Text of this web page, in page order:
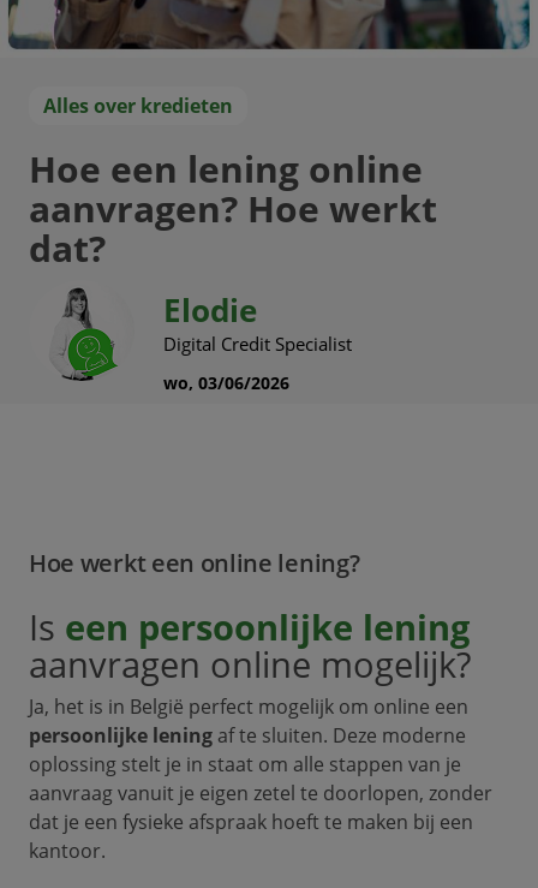
Alles over kredieten
Hoe een lening online
aanvragen? Hoe werkt
dat?
Elodie
Digital Credit Specialist
wo, 03/06/2026
Hoe werkt een online lening?
Is een persoonlijke lening
aanvragen online mogelijk?
Ja, het is in België perfect mogelijk om online een
persoonlijke lening af te sluiten. Deze moderne
oplossing stelt je in staat om alle stappen van je
aanvraag vanuit je eigen zetel te doorlopen, zonder
dat je een fysieke afspraak hoeft te maken bij een
kantoor.